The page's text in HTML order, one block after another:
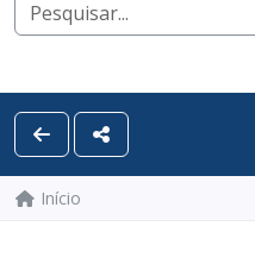
Início